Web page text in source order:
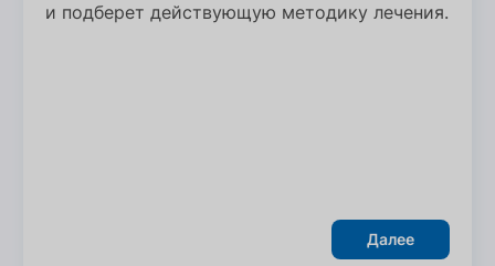
и подберет действующую методику лечения.
Далее